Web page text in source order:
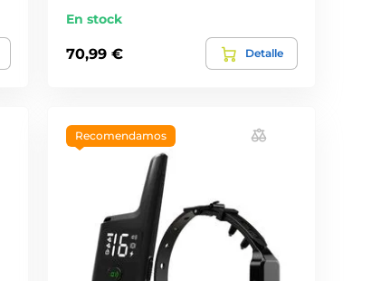
En stock
70,99 € Detalle
Recomendamos